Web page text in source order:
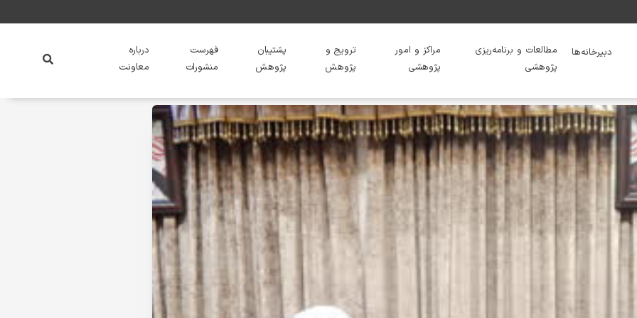
دبیرخانه‌ها
مطالعات و برنامه‌ریزی
پژوهشی
مراکز و امور
پژوهشی
ترویج و
پژوهش
پشتیبان
پژوهش
فهرست
منشورات
درباره
معاونت